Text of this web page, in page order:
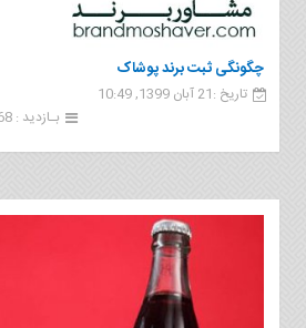
چگونگی ثبت برند پوشاک
تاریخ :21 آبان 1399, 10:49
بـازدید : 968